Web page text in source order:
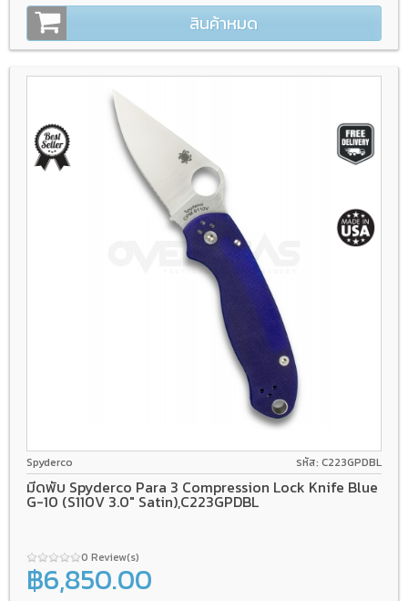
สินค้าหมด
CPM S110V
Spyderco รหัส: C223GPDBL
มีดพับ Spyderco Para 3 Compression Lock Knife Blue
G-10 (S110V 3.0" Satin),C223GPDBL
0 Review(s)
฿6,850.00